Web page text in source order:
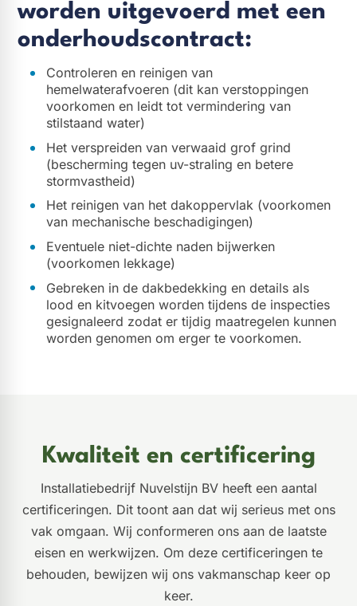
worden uitgevoerd met een
onderhoudscontract:
Controleren en reinigen van
hemelwaterafvoeren (dit kan verstoppingen
voorkomen en leidt tot vermindering van
stilstaand water)
Het verspreiden van verwaaid grof grind
(bescherming tegen uv-straling en betere
stormvastheid)
Het reinigen van het dakoppervlak (voorkomen
van mechanische beschadigingen)
Eventuele niet-dichte naden bijwerken
(voorkomen lekkage)
Gebreken in de dakbedekking en details als
lood en kitvoegen worden tijdens de inspecties
gesignaleerd zodat er tijdig maatregelen kunnen
worden genomen om erger te voorkomen.
Kwaliteit en certificering
Installatiebedrijf Nuvelstijn BV heeft een aantal
certificeringen. Dit toont aan dat wij serieus met ons
vak omgaan. Wij conformeren ons aan de laatste
eisen en werkwijzen. Om deze certificeringen te
behouden, bewijzen wij ons vakmanschap keer op
keer.